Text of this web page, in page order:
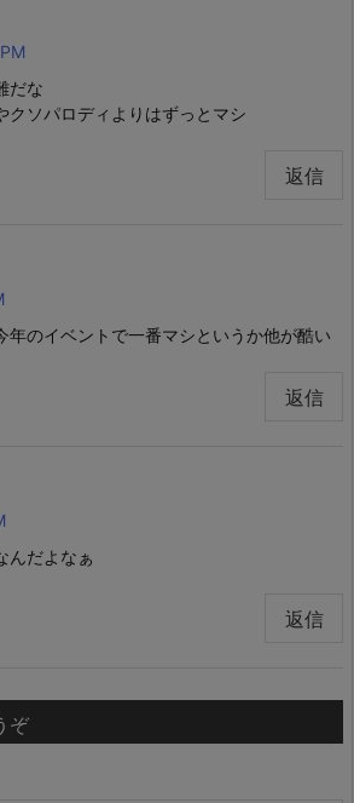
だな
クソパロディよりはずっとマシ
返信
年のイベントで一番マシというか他が酷い
返信
んだよなぁ
返信
ぞ